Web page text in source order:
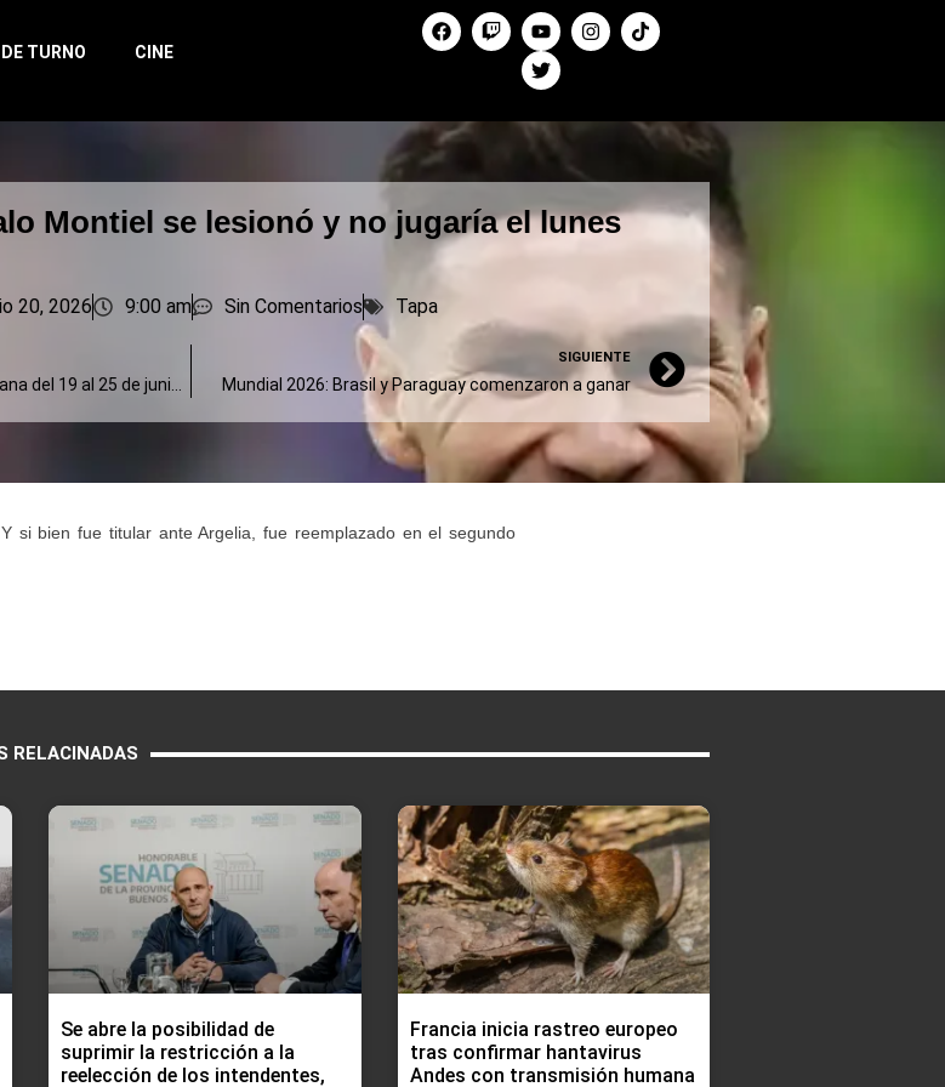
TURNO CINE
Montiel se lesionó y no jugaría el lunes
20, 2026 9:00 am Sin Comentarios Tapa
SIGUIENTE
Mundial 2026: Brasil y Paraguay comenzaron a ganar
si bien fue titular ante Argelia, fue reemplazado en el segundo
RELACINADAS
Se abre la posibilidad de
suprimir la restricción a la
reelección de los intendentes,
Francia inicia rastreo europeo
tras confirmar hantavirus
Andes con transmisión humana